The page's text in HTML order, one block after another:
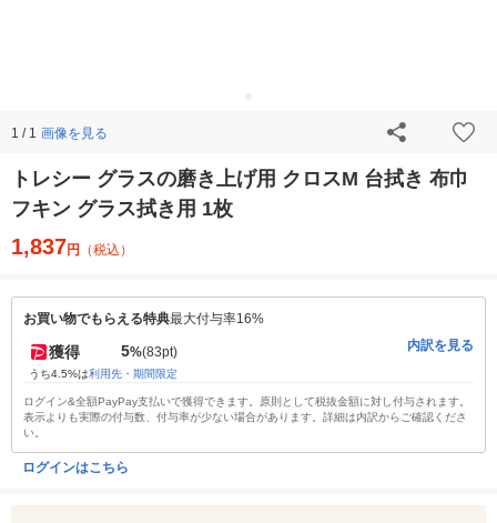
1 / 1 画像を見る
トレシー グラスの磨き上げ用 クロスM 台拭き 布巾
フキン グラス拭き用 1枚
1,837円 （税込）
お買い物でもらえる特典最大付与率16%
獲得 5%(83pt)
うち4.5%は利用先・期間限定
内訳を見る
ログイン&全額PayPay支払いで獲得できます。原則として税抜金額に対し付与されます。
表示よりも実際の付与数、付与率が少ない場合があります。詳細は内訳からご確認くださ
い。
ログインはこちら